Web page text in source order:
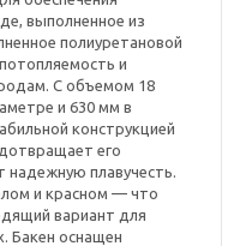
выполненное из
полиуретановой
и
С объемом 18
и 630 мм в
конструкцией
его
надежную плавучесть.
и красном — что
вариант для
Бакен оснащен